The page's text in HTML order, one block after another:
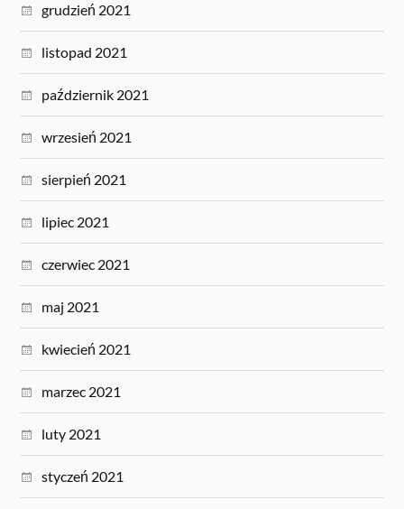
grudzień 2021
listopad 2021
październik 2021
wrzesień 2021
sierpień 2021
lipiec 2021
czerwiec 2021
maj 2021
kwiecień 2021
marzec 2021
luty 2021
styczeń 2021